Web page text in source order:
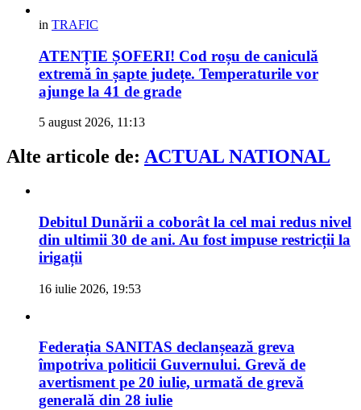
in TRAFIC
ATENȚIE ȘOFERI! Cod roșu de caniculă
extremă în șapte județe. Temperaturile vor
ajunge la 41 de grade
5 august 2026, 11:13
Alte articole de: ACTUAL NATIONAL
Debitul Dunării a coborât la cel mai redus nivel
din ultimii 30 de ani. Au fost impuse restricții la
irigații
16 iulie 2026, 19:53
Federația SANITAS declanșează greva
împotriva politicii Guvernului. Grevă de
avertisment pe 20 iulie, urmată de grevă
generală din 28 iulie